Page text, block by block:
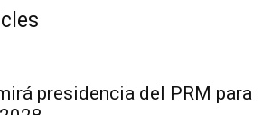
presidencia del PRM para